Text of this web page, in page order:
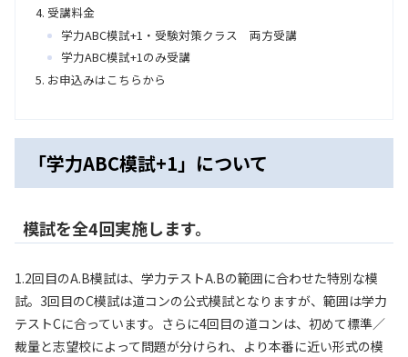
受講料金
学力ABC模試+1・受験対策クラス 両方受講
学力ABC模試+1のみ受講
お申込みはこちらから
「学力ABC模試+1」について
模試を全4回実施します。
1.2回目のA.B模試は、学力テストA.Bの範囲に合わせた特別な模
試。3回目のC模試は道コンの公式模試となりますが、範囲は学力
テストCに合っています。さらに4回目の道コンは、初めて標準／
裁量と志望校によって問題が分けられ、より本番に近い形式の模